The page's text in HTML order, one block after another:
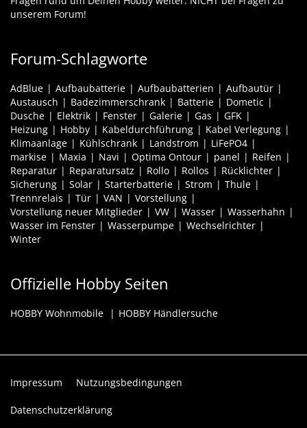
unserem Forum!
Forum-Schlagworte
AdBlue Aufbaubatterie Aufbaubatterien
Aufbautür
Austausch
Badezimmerschrank Batterie
Dometic
Dusche
Elektrik Fenster Galerie Gas
GFK
Heizung
Hobby Kabeldurchführung
Kabel Verlegung
Klimaanlage
Kühlschrank Landstrom
LiFePO4
markise
Maxia Navi Optima Ontour panel
Reifen
Reparatur
Reparatursatz Rollo Rollos
Rücklichter
Sicherung
Solar Starterbatterie Strom
Thule
Trennrelais
Tür VAN
Vorstellung
Vorstellung neuer Mitglieder
VW Wasser
Wasserhahn
Wasser im Fenster
Wasserpumpe
Wechselrichter
Winter
Offizielle Hobby Seiten
HOBBY Wohnmobile HOBBY Händlersuche
Impressum Nutzungsbedingungen
Datenschutzerklärung